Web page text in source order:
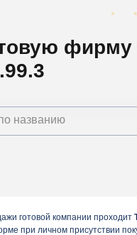
готовой компании проходит
при личном присутствии